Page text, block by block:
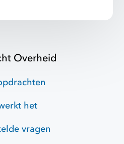
Overheid
het
vragen